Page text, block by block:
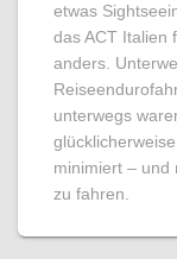
etwas
das ACT Italien
anders.
unterwegs
minimiert – und
zu fahren.